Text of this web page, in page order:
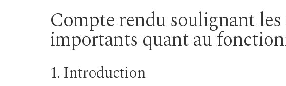
Compte rendu soulignant
importants quant au
1. Introduction